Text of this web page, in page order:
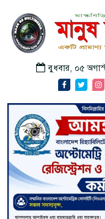
বুধবার, ০৫